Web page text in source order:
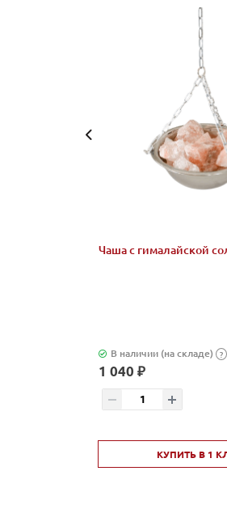
Чаша с гималайской
В наличии (на складе) ?
1 040 ₽
КУПИТЬ В 1